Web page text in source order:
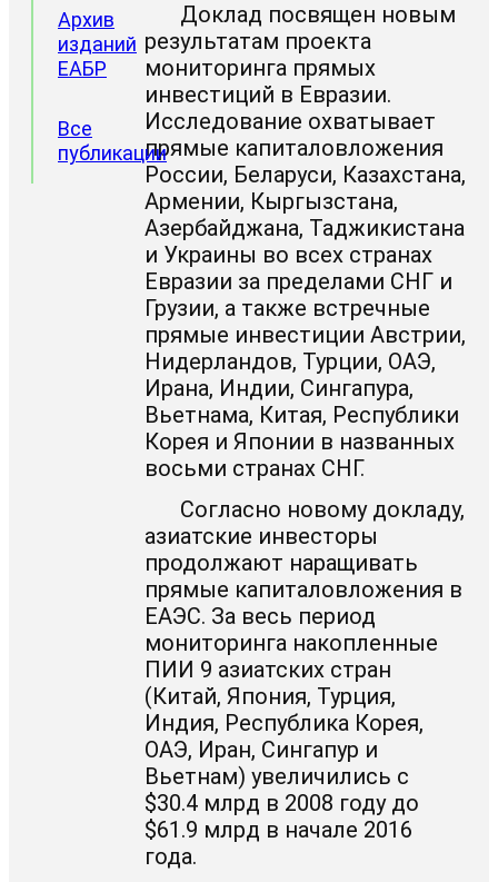
Архив
изданий
ЕАБР
Все
публикации
Доклад посвящен новым
результатам проекта
мониторинга прямых
инвестиций в Евразии.
Исследование охватывает
прямые капиталовложения
России, Беларуси, Казахстана,
Армении, Кыргызстана,
Азербайджана, Таджикистана
и Украины во всех странах
Евразии за пределами СНГ и
Грузии, а также встречные
прямые инвестиции Австрии,
Нидерландов, Турции, ОАЭ,
Ирана, Индии, Сингапура,
Вьетнама, Китая, Республики
Корея и Японии в названных
восьми странах СНГ.
Согласно новому докладу,
азиатские инвесторы
продолжают наращивать
прямые капиталовложения в
ЕАЭС. За весь период
мониторинга накопленные
ПИИ 9 азиатских стран
(Китай, Япония, Турция,
Индия, Республика Корея,
ОАЭ, Иран, Сингапур и
Вьетнам) увеличились с
$30.4 млрд в 2008 году до
$61.9 млрд в начале 2016
года.